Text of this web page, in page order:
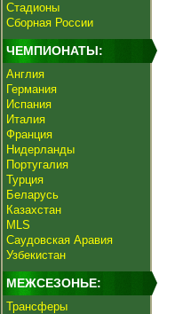
Стадионы
Сборная России
ЧЕМПИОНАТЫ:
Англия
Германия
Испания
Италия
Франция
Нидерланды
Португалия
Турция
Беларусь
Казахстан
MLS
Саудовская Аравия
Узбекистан
МЕЖСЕЗОНЬЕ:
Трансферы